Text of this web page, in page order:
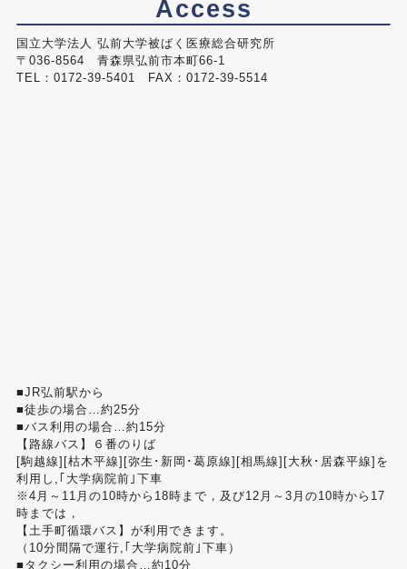
Access
国立大学法人 弘前大学被ばく医療総合研究所
〒036-8564 青森県弘前市本町66-1
TEL：0172-39-5401 FAX：0172-39-5514
■JR弘前駅から
■徒歩の場合…約25分
■バス利用の場合…約15分
【路線バス】６番のりば
[駒越線][枯木平線][弥生･新岡･葛原線][相馬線][大秋･居森平線]を
利用し,｢大学病院前｣下車
※4月～11月の10時から18時まで，及び12月～3月の10時から17
時までは，
【土手町循環バス】が利用できます。
（10分間隔で運行,｢大学病院前｣下車）
■タクシー利用の場合…約10分